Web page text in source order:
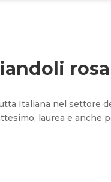
rosa
Italiana nel settore
laurea e anche